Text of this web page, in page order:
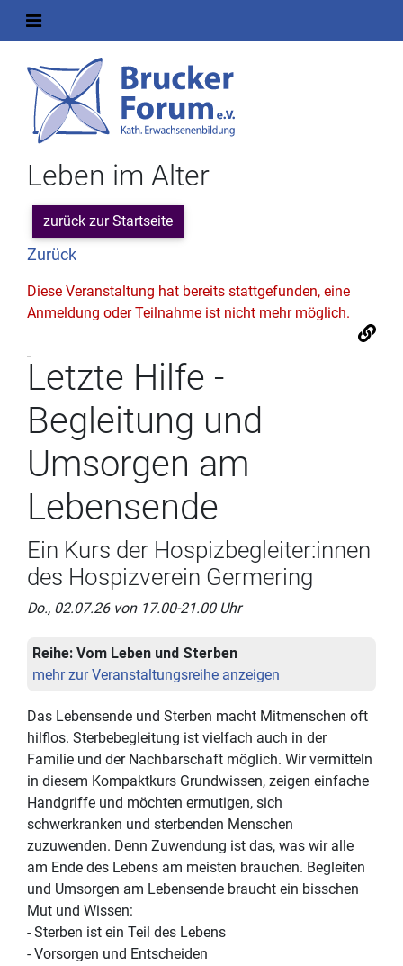
Leben im Alter
zurück zur Startseite
Zurück
Diese Veranstaltung hat bereits stattgefunden, eine
Anmeldung oder Teilnahme ist nicht mehr möglich.
Letzte Hilfe -
Begleitung und
Umsorgen am
Lebensende
Ein Kurs der Hospizbegleiter:innen
des Hospizverein Germering
Do., 02.07.26 von 17.00-21.00 Uhr
Reihe: Vom Leben und Sterben
mehr zur Veranstaltungsreihe anzeigen
Das Lebensende und Sterben macht Mitmenschen oft
hilflos. Sterbebegleitung ist vielfach auch in der
Familie und der Nachbarschaft möglich. Wir vermitteln
in diesem Kompaktkurs Grundwissen, zeigen einfache
Handgriffe und möchten ermutigen, sich
schwerkranken und sterbenden Menschen
zuzuwenden. Denn Zuwendung ist das, was wir alle
am Ende des Lebens am meisten brauchen. Begleiten
und Umsorgen am Lebensende braucht ein bisschen
Mut und Wissen:
- Sterben ist ein Teil des Lebens
- Vorsorgen und Entscheiden